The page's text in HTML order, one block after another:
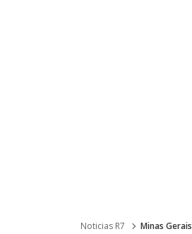
Noticias R7 Minas Gerais